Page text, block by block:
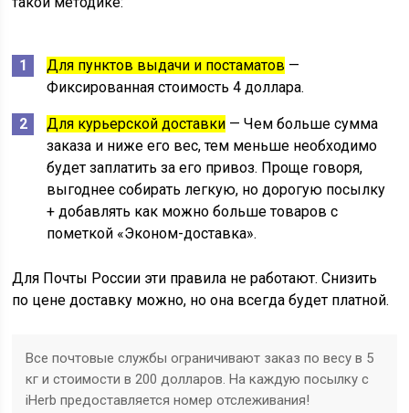
Для пунктов выдачи и постаматов —
Фиксированная стоимость 4 доллара.
Для курьерской доставки — Чем больше сумма
заказа и ниже его вес, тем меньше необходимо
будет заплатить за его привоз. Проще говоря,
выгоднее собирать легкую, но дорогую посылку
+ добавлять как можно больше товаров с
пометкой «Эконом-доставка».
Для Почты России эти правила не работают. Снизить
по цене доставку можно, но она всегда будет платной.
Все почтовые службы ограничивают заказ по весу в 5
кг и стоимости в 200 долларов. На каждую посылку с
iHerb предоставляется номер отслеживания!